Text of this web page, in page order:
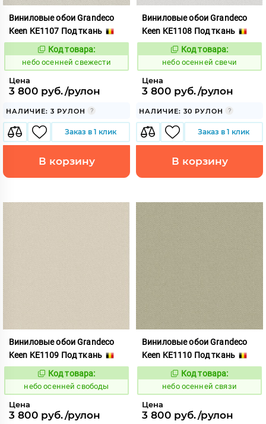
Виниловые обои Grandeco
Keen KE1107 Под ткань
1117833
Код товара:
небо осенней свежести
Цена
3 800 руб./рулон
НАЛИЧИЕ: 3 РУЛОН
Заказ в 1 клик
В корзину
Виниловые обои Grandeco
Keen KE1108 Под ткань
1117834
Код товара:
небо осенней свечи
Цена
3 800 руб./рулон
НАЛИЧИЕ: 30 РУЛОН
Заказ в 1 клик
В корзину
Виниловые обои Grandeco
Keen KE1109 Под ткань
1117835
Код товара:
небо осенней свободы
Цена
3 800 руб./рулон
Виниловые обои Grandeco
Keen KE1110 Под ткань
1117836
Код товара:
небо осенней связи
Цена
3 800 руб./рулон